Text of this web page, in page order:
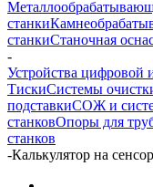
станки
станкиСтаночная
-
Устройства
ТискиСистемы
подставкиСОЖ и
станковОпоры для
станков
-Калькулятор на